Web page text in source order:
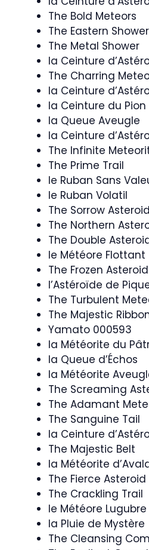
The Bold Meteors
The Eastern Shower
The Metal Shower
la Ceinture
The Charring
la Ceinture
la Ceinture du Pion
la Queue Aveugle
la Ceinture
The Infinite
The Prime Trail
le Ruban Sans
le Ruban Volatil
The Sorrow
The Northern
The Double
le Météore Flottant
The Frozen
l’Astéroïde de
The Turbulent
The Majestic
Yamato 000593
la Météorite du
la Queue d’Échos
la Météorite
The Screaming
The Adamant
The Sanguine Tail
la Ceinture
The Majestic Belt
la Météorite
The Fierce Asteroid
The Crackling Trail
le Météore Lugubre
la Pluie de Mystère
The Cleansing